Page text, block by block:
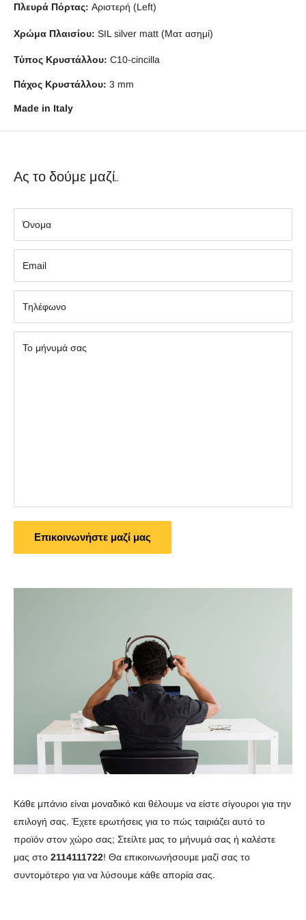
Πλευρά Πόρτας: Αριστερή (Left)
Χρώμα Πλαισίου: SIL silver matt (Ματ ασημί)
Τύπος Κρυστάλλου: C10-cincilla
Πάχος Κρυστάλλου: 3 mm
Made in Italy
Ας το δούμε μαζί..
Όνομα
Εmail
Τηλέφωνο
Το μήνυμά σας
Επικοινωνήστε μαζί μας
Κάθε μπάνιο είναι μοναδικό και θέλουμε να είστε σίγουροι για την
επιλογή σας. Έχετε ερωτήσεις για το πώς ταιριάζει αυτό το
προϊόν στον χώρο σας; Στείλτε μας το μήνυμά σας ή καλέστε
μας στο 2114111722! Θα επικοινωνήσουμε μαζί σας το
συντομότερο για να λύσουμε κάθε απορία σας.